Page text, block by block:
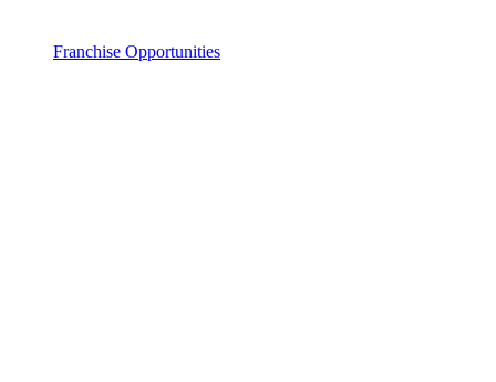
Franchise Opportunities